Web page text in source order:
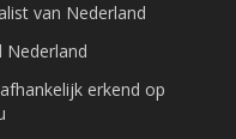
van Nederland
Nederland
erkend op